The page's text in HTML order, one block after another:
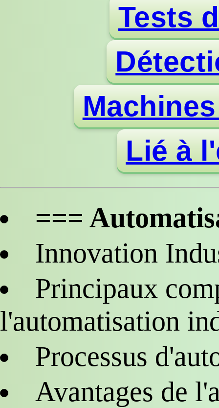
Tests
Lié à
===
Innovation
Principaux
l'automatisation
Processus
Avantages de